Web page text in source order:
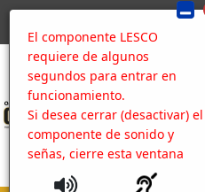
El componente LESCO
requiere de algunos
segundos para entrar en
funcionamiento.
Si desea cerrar (desactivar) el
componente de sonido y
señas, cierre esta ventana